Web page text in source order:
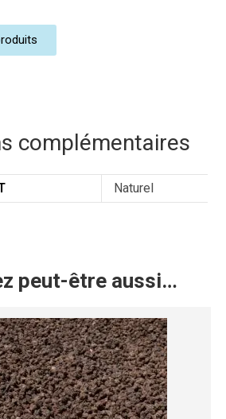
complémentaires
Naturel
peut-être aussi…